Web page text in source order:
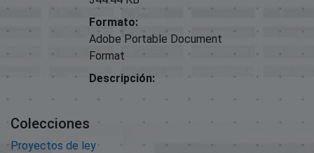
Formato:
Adobe Portable Document
Format
Descripción:
Colecciones
Proyectos de ley